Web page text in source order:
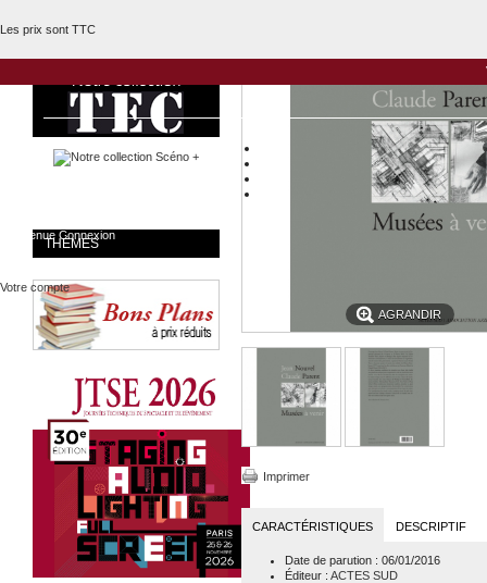
Les prix sont TTC
Bienvenue Connexion
Votre compte
THÈMES
AGRANDIR
Imprimer
CARACTÉRISTIQUES DESCRIPTIF
Date de parution : 06/01/2016
Éditeur : ACTES SUD